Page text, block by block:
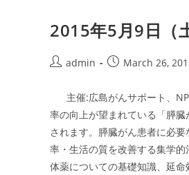
パ
ー
リ
ボ
セ
ミ
ナ
ー
In
名
古
屋
2015
2015年5月9日（
Postadmin
PostMarch 26,
主催:広島がんサポート、
率の向上が望まれている「膵
されます。膵臓がん患者に必
率・生活の質を改善する集学
体薬についての基礎知識、延